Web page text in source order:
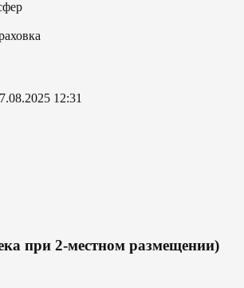
12:31
при 2-местном размещении)